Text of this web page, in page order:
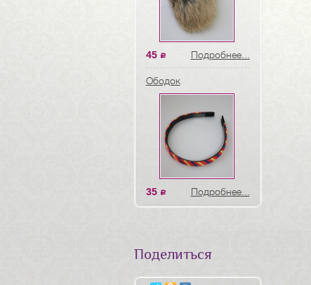
45 a Подробнее...
Ободок
35 a Подробнее...
Поделиться